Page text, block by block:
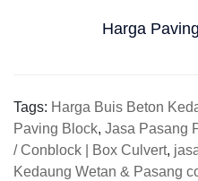
Harga
Tags: Harga Buis Beton
Paving Block, Jasa Pasang
/ Conblock | Box Culvert,
Kedaung Wetan & Pasang